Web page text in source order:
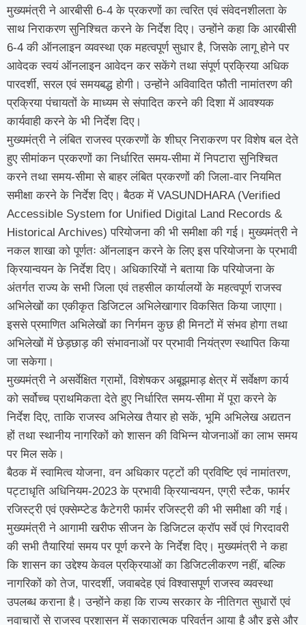
मुख्यमंत्री ने आरबीसी 6-4 के प्रकरणों का त्वरित एवं संवेदनशीलता के
साथ निराकरण सुनिश्चित करने के निर्देश दिए। उन्होंने कहा कि आरबीसी
6-4 की ऑनलाइन व्यवस्था एक महत्वपूर्ण सुधार है, जिसके लागू होने पर
आवेदक स्वयं ऑनलाइन आवेदन कर सकेंगे तथा संपूर्ण प्रक्रिया अधिक
पारदर्शी, सरल एवं समयबद्ध होगी। उन्होंने अविवादित फौती नामांतरण की
प्रक्रिया पंचायतों के माध्यम से संपादित करने की दिशा में आवश्यक
कार्यवाही करने के भी निर्देश दिए।
मुख्यमंत्री ने लंबित राजस्व प्रकरणों के शीघ्र निराकरण पर विशेष बल देते
हुए सीमांकन प्रकरणों का निर्धारित समय-सीमा में निपटारा सुनिश्चित
करने तथा समय-सीमा से बाहर लंबित प्रकरणों की जिला-वार नियमित
समीक्षा करने के निर्देश दिए। बैठक में VASUNDHARA (Verified
Accessible System for Unified Digital Land Records &
Historical Archives) परियोजना की भी समीक्षा की गई। मुख्यमंत्री ने
नकल शाखा को पूर्णतः ऑनलाइन करने के लिए इस परियोजना के प्रभावी
क्रियान्वयन के निर्देश दिए। अधिकारियों ने बताया कि परियोजना के
अंतर्गत राज्य के सभी जिला एवं तहसील कार्यालयों के महत्वपूर्ण राजस्व
अभिलेखों का एकीकृत डिजिटल अभिलेखागार विकसित किया जाएगा।
इससे प्रमाणित अभिलेखों का निर्गमन कुछ ही मिनटों में संभव होगा तथा
अभिलेखों में छेड़छाड़ की संभावनाओं पर प्रभावी नियंत्रण स्थापित किया
जा सकेगा।
मुख्यमंत्री ने असर्वेक्षित ग्रामों, विशेषकर अबूझमाड़ क्षेत्र में सर्वेक्षण कार्य
को सर्वोच्च प्राथमिकता देते हुए निर्धारित समय-सीमा में पूरा करने के
निर्देश दिए, ताकि राजस्व अभिलेख तैयार हो सकें, भूमि अभिलेख अद्यतन
हों तथा स्थानीय नागरिकों को शासन की विभिन्न योजनाओं का लाभ समय
पर मिल सके।
बैठक में स्वामित्व योजना, वन अधिकार पट्टों की प्रविष्टि एवं नामांतरण,
पट्टाधृति अधिनियम-2023 के प्रभावी क्रियान्वयन, एग्री स्टैक, फार्मर
रजिस्ट्री एवं एक्सेम्प्टेड कैटेगरी फार्मर रजिस्ट्री की भी समीक्षा की गई।
मुख्यमंत्री ने आगामी खरीफ सीजन के डिजिटल क्रॉप सर्वे एवं गिरदावरी
की सभी तैयारियां समय पर पूर्ण करने के निर्देश दिए। मुख्यमंत्री ने कहा
कि शासन का उद्देश्य केवल प्रक्रियाओं का डिजिटलीकरण नहीं, बल्कि
नागरिकों को तेज, पारदर्शी, जवाबदेह एवं विश्वासपूर्ण राजस्व व्यवस्था
उपलब्ध कराना है। उन्होंने कहा कि राज्य सरकार के नीतिगत सुधारों एवं
नवाचारों से राजस्व प्रशासन में सकारात्मक परिवर्तन आया है और इसे और